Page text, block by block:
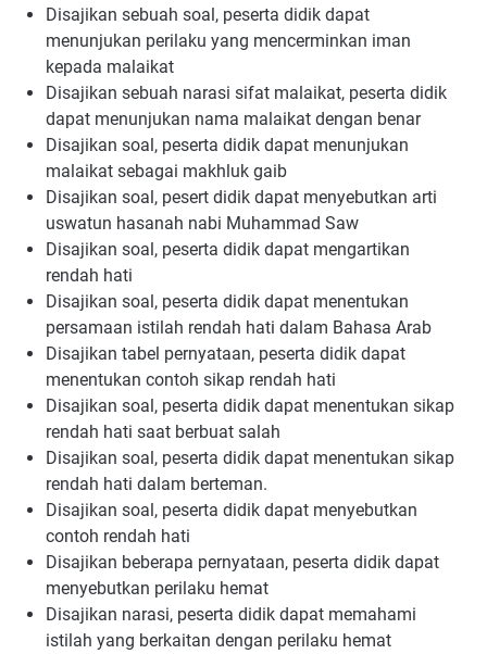
Disajikan sebuah soal, peserta didik dapat
menunjukan perilaku yang mencerminkan iman
kepada malaikat
Disajikan sebuah narasi sifat malaikat, peserta didik
dapat menunjukan nama malaikat dengan benar
Disajikan soal, peserta didik dapat menunjukan
malaikat sebagai makhluk gaib
Disajikan soal, pesert didik dapat menyebutkan arti
uswatun hasanah nabi Muhammad Saw
Disajikan soal, peserta didik dapat mengartikan
rendah hati
Disajikan soal, peserta didik dapat menentukan
persamaan istilah rendah hati dalam Bahasa Arab
Disajikan tabel pernyataan, peserta didik dapat
menentukan contoh sikap rendah hati
Disajikan soal, peserta didik dapat menentukan sikap
rendah hati saat berbuat salah
Disajikan soal, peserta didik dapat menentukan sikap
rendah hati dalam berteman.
Disajikan soal, peserta didik dapat menyebutkan
contoh rendah hati
Disajikan beberapa pernyataan, peserta didik dapat
menyebutkan perilaku hemat
Disajikan narasi, peserta didik dapat memahami
istilah yang berkaitan dengan perilaku hemat